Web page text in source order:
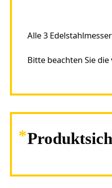
Alle 3
Bitte beachten Sie